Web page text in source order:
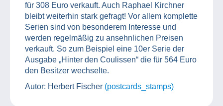
für 308 Euro verkauft. Auch Raphael Kirchner
bleibt weiterhin stark gefragt! Vor allem komplette
Serien sind von besonderem Interesse und
werden regelmäßig zu ansehnlichen Preisen
verkauft. So zum Beispiel eine 10er Serie der
Ausgabe „Hinter den Coulissen“ die für 564 Euro
den Besitzer wechselte.
Autor: Herbert Fischer (postcards_stamps)